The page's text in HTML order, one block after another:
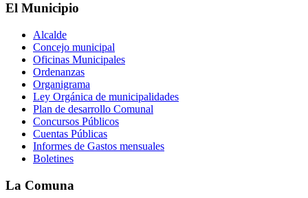
El Municipio
Alcalde
Concejo municipal
Oficinas Municipales
Ordenanzas
Organigrama
Ley Orgánica de municipalidades
Plan de desarrollo Comunal
Concursos Públicos
Cuentas Públicas
Informes de Gastos mensuales
Boletines
La Comuna